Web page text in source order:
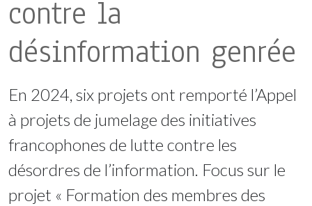
contre la
désinformation genrée
En 2024, six projets ont remporté l’Appel
à projets de jumelage des initiatives
francophones de lutte contre les
désordres de l’information. Focus sur le
projet « Formation des membres des